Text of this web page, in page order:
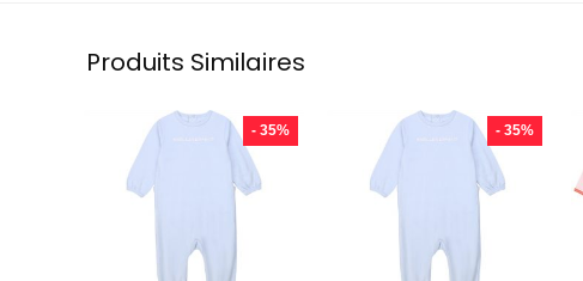
Produits Similaires
- 35% - 35%